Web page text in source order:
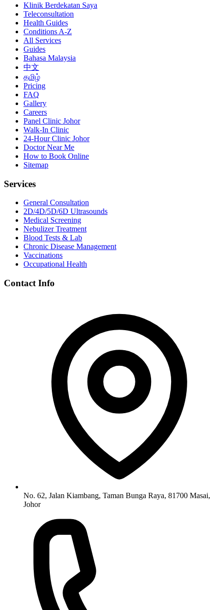
Klinik Berdekatan Saya
Teleconsultation
Health Guides
Conditions A-Z
All Services
Guides
Bahasa Malaysia
中文
தமிழ்
Pricing
FAQ
Gallery
Careers
Panel Clinic Johor
Walk-In Clinic
24-Hour Clinic Johor
Doctor Near Me
How to Book Online
Sitemap
Services
General Consultation
2D/4D/5D/6D Ultrasounds
Medical Screening
Nebulizer Treatment
Blood Tests & Lab
Chronic Disease Management
Vaccinations
Occupational Health
Contact Info
No. 62, Jalan Kiambang, Taman Bunga Raya, 81700 Masai,
Johor